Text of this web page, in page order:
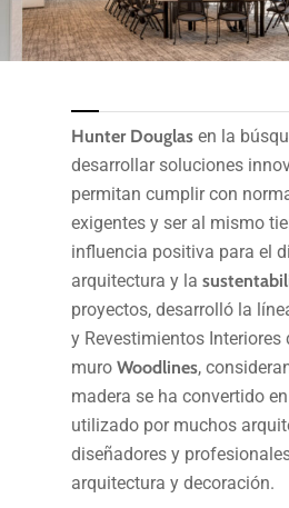
Hunter Douglas en la
desarrollar soluciones
permitan cumplir con
exigentes y ser al mismo
influencia positiva para el
arquitectura y la
proyectos, desarrolló la
y Revestimientos Interiores
muro Woodlines,
madera se ha convertido
utilizado por muchos
diseñadores y
arquitectura y decoración.